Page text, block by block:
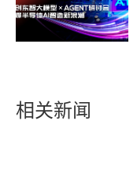
相关新闻